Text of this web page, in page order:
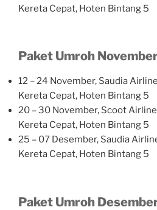
Kereta Cepat, Hoten Bintang 5
Paket Umroh
12 – 24 November, Saudia
Kereta Cepat, Hoten Bintang 5
20 – 30 November, Scoot
Kereta Cepat, Hoten Bintang 5
25 – 07 Desember, Saudia
Kereta Cepat, Hoten Bintang 5
Paket Umroh